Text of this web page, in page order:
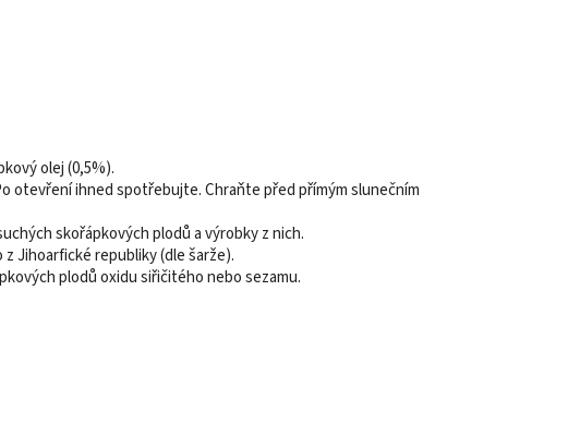
olej (0,5%).
otevření ihned spotřebujte. Chraňte před přímým slunečním
skořápkových plodů a výrobky z nich.
Jihoarfické republiky (dle šarže).
plodů oxidu siřičitého nebo sezamu.